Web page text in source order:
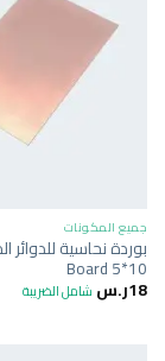
جميع المكونات
Board 5*10
18ر.س شامل الضريبة